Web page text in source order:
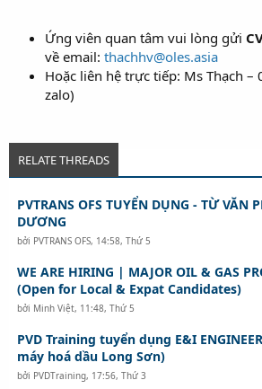
Ứng viên quan tâm vui lòng gửi
về email: thachhv@oles.asia
Hoặc liên hệ trực tiếp: Ms Thạch
zalo)
RELATE THREADS
PVTRANS OFS TUYỂN DỤNG - TỪ VĂN
DƯƠNG
bởi PVTRANS OFS, 14:58, Thứ 5
WE ARE HIRING | MAJOR OIL & GAS
(Open for Local & Expat Candidates)
bởi Minh Việt, 11:48, Thứ 5
PVD Training tuyển dụng E&I
máy hoá dầu Long Sơn)
bởi PVDTraining, 17:56, Thứ 3